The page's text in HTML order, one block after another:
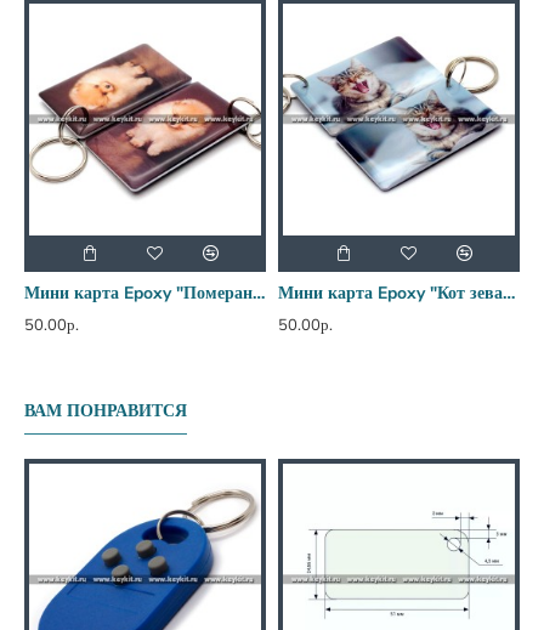
Мини карта Epoxy "Померанский шпиц" 50*30 мм
50.00р.
Мини карта Epoxy "Кот зевака" 50*30 мм
50.00р.
ВАМ ПОНРАВИТСЯ